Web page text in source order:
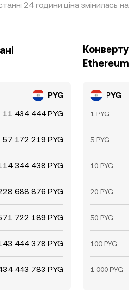
24 години ціна змінилась
PYG
11 434 444 PYG
57 172 219 PYG
344 438 PYG
688 876 PYG
722 189 PYG
444 378 PYG
443 783 PYG
Ethereum
PYG
1 PYG
5 PYG
10 PYG
20 PYG
50 PYG
100 PYG
1 000 PYG